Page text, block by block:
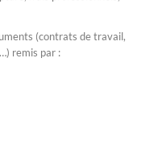
(contrats de travail,
remis par :